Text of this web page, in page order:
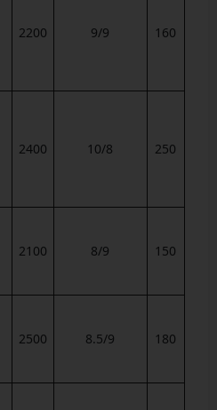
2200 9/9 160
2400 10/8 250
2100 8/9 150
2500 8.5/9 180